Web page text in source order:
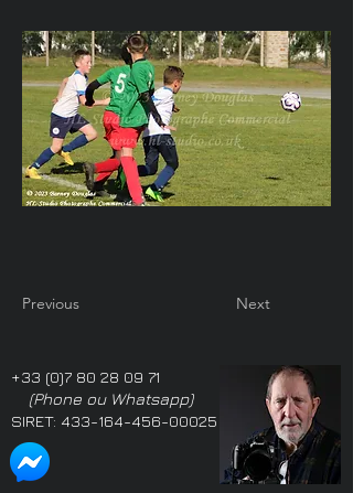
Previous Next
+33 (0)7 80 28 09 71
(Phone ou Whatsapp)
SIRET: 433-164-456-00025